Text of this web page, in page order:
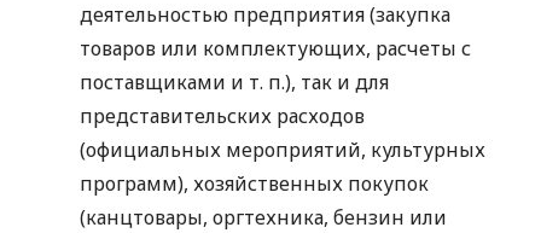
деятельностью предприятия (закупка
товаров или комплектующих, расчеты с
поставщиками и т. п.), так и для
представительских расходов
(официальных мероприятий, культурных
программ), хозяйственных покупок
(канцтовары, оргтехника, бензин или